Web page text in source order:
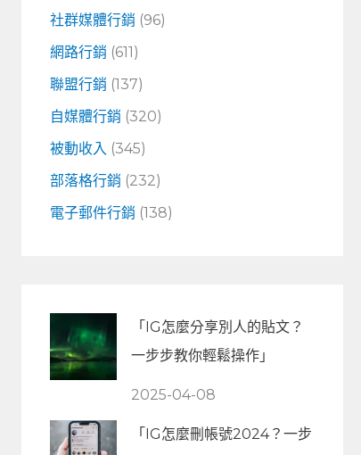
社群媒體行銷 (96)
網路行銷 (611)
聯盟行銷 (137)
自媒體行銷 (320)
被動收入 (345)
部落格行銷 (232)
電子郵件行銷 (138)
「IG怎麼分享別人的貼文？
一步步教你輕鬆操作」
2025-04-08
「IG怎麼刪帳號2024？一步